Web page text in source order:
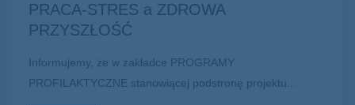
PRACA-STRES a ZDROWA
PRZYSZŁOŚĆ
Informujemy, że w zakładce PROGRAMY
PROFILAKTYCZNE stanowiącej podstronę projektu...